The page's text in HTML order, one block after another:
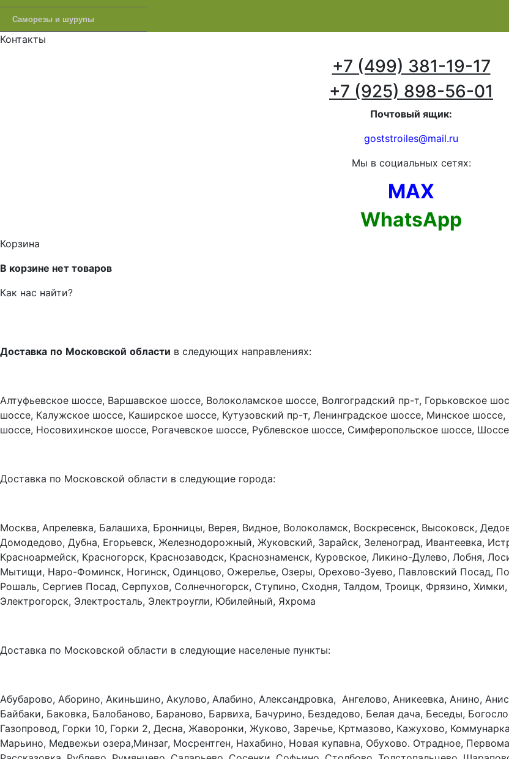
Саморезы и шурупы
Контакты
+7 (499) 381-19-17
+7 (925) 898-56-01
Почтовый ящик:
goststroiles@mail.ru
Мы в социальных сетях:
MAX
WhatsApp
Корзина
В корзине нет товаров
Как нас найти?
Доставка по Московской области в следующих направлениях:
Алтуфьевское шоссе, Варшавское шоссе, Волоколамское шоссе, Волгоградский пр-т, Горьковское
шоссе, Калужское шоссе, Каширское шоссе, Кутузовский пр-т, Ленинградское шоссе, Минское
шоссе, Носовихинское шоссе, Рогачевское шоссе, Рублевское шоссе, Симферопольское шоссе,
Доставка по Московской области в следующие города:
Москва, Апрелевка, Балашиха, Бронницы, Верея, Видное, Волоколамск, Воскресенск, Высоковск,
Домодедово, Дубна, Егорьевск, Железнодорожный, Жуковский, Зарайск, Зеленоград, Ивантеевка,
Красноармейск, Красногорск, Краснозаводск, Краснознаменск, Куровское, Ликино-Дулево, Лобня,
Мытищи, Наро-Фоминск, Ногинск, Одинцово, Ожерелье, Озеры, Орехово-Зуево, Павловский Посад,
Рошаль, Сергиев Посад, Серпухов, Солнечногорск, Ступино, Сходня, Талдом, Троицк, Фрязино,
Электрогорск, Электросталь, Электроугли, Юбилейный, Яхрома
Доставка по Московской области в следующие населеные пункты:
Абубарово, Аборино, Акиньшино, Акулово, Алабино, Александровка, Ангелово, Аникеевка, Анино,
Байбаки, Баковка, Балобаново, Бараново, Барвиха, Бачурино, Бездедово, Белая дача, Беседы,
Газопровод, Горки 10, Горки 2, Десна, Жаворонки, Жуково, Заречье, Кртмазово, Кажухово,
Марьино, Медвежьи озера,Минзаг, Мосрентген, Нахабино, Новая купавна, Обухово. Отрадное,